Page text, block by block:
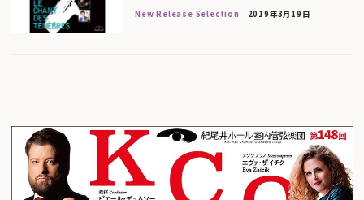
New Release Selection 2019年3月19日